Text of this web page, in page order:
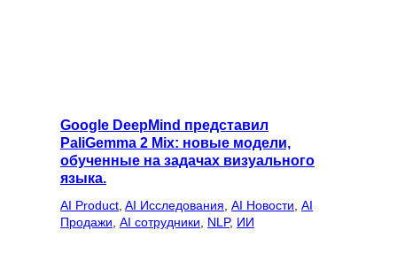
Google DeepMind представил
PaliGemma 2 Mix: новые модели,
обученные на задачах визуального
языка.
AI Product AI Исследования AI Новости AI
Продажи AI сотрудники NLP, ИИ